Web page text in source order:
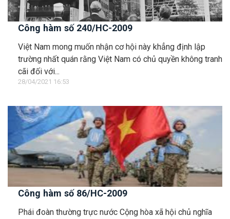
Công hàm số 240/HC-2009
Việt Nam mong muốn nhận cơ hội này khẳng định lập
trường nhất quán rằng Việt Nam có chủ quyền không tranh
cãi đối với...
28/04/2021 16:53
Công hàm số 86/HC-2009
Phái đoàn thường trực nước Cộng hòa xã hội chủ nghĩa